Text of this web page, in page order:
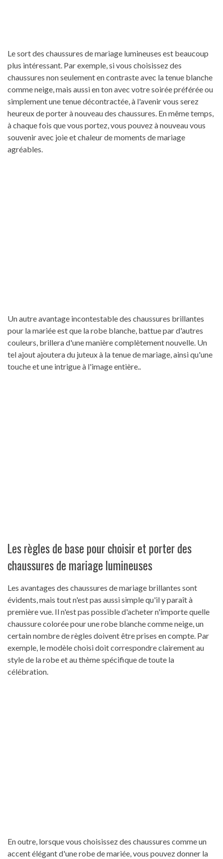
Le sort des chaussures de mariage lumineuses est beaucoup
plus intéressant. Par exemple, si vous choisissez des
chaussures non seulement en contraste avec la tenue blanche
comme neige, mais aussi en ton avec votre soirée préférée ou
simplement une tenue décontractée, à l'avenir vous serez
heureux de porter à nouveau des chaussures. En même temps,
à chaque fois que vous portez, vous pouvez à nouveau vous
souvenir avec joie et chaleur de moments de mariage
agréables.
Un autre avantage incontestable des chaussures brillantes
pour la mariée est que la robe blanche, battue par d'autres
couleurs, brillera d'une manière complètement nouvelle. Un
tel ajout ajoutera du juteux à la tenue de mariage, ainsi qu'une
touche et une intrigue à l'image entière..
Les règles de base pour choisir et porter des
chaussures de mariage lumineuses
Les avantages des chaussures de mariage brillantes sont
évidents, mais tout n'est pas aussi simple qu'il y paraît à
première vue. Il n'est pas possible d'acheter n'importe quelle
chaussure colorée pour une robe blanche comme neige, un
certain nombre de règles doivent être prises en compte. Par
exemple, le modèle choisi doit correspondre clairement au
style de la robe et au thème spécifique de toute la
célébration.
En outre, lorsque vous choisissez des chaussures comme un
accent élégant d'une robe de mariée, vous pouvez donner la